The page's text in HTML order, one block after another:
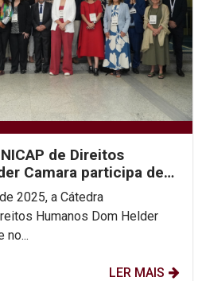
de Direitos
Camara participa de
2025, a Cátedra
Humanos Dom Helder
no...
LER MAIS